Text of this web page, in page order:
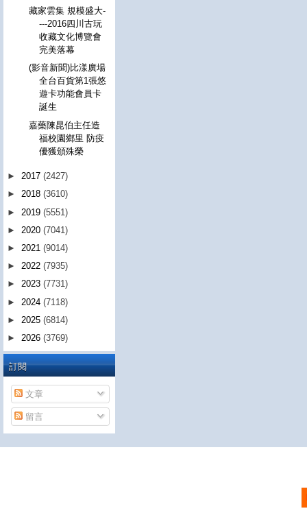
藏家雲集 規模盛大-
---2016四川古玩
收藏文化博覽會
完美落幕
(影音新聞)比漾廣場
全台百貨第1張悠
遊卡功能會員卡
誕生
嘉藥陳昆伯主任造
福校園鄉里 防疫
優獲頒殊榮
► 2017 (2427)
► 2018 (3610)
► 2019 (5551)
► 2020 (7041)
► 2021 (9014)
► 2022 (7935)
► 2023 (7731)
► 2024 (7118)
► 2025 (6814)
► 2026 (3769)
訂閱
文章
留言